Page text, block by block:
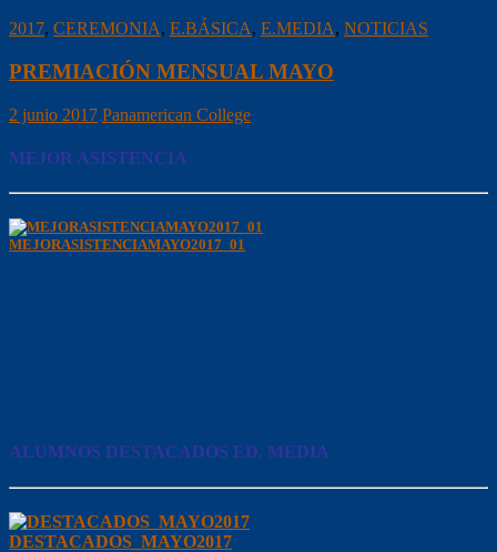
2017, CEREMONIA, E.BÁSICA, E.MEDIA, NOTICIAS
PREMIACIÓN MENSUAL MAYO
2 junio 2017 Panamerican College
MEJOR ASISTENCIA
MEJORASISTENCIAMAYO2017_01
ALUMNOS DESTACADOS ED. MEDIA
DESTACADOS_MAYO2017